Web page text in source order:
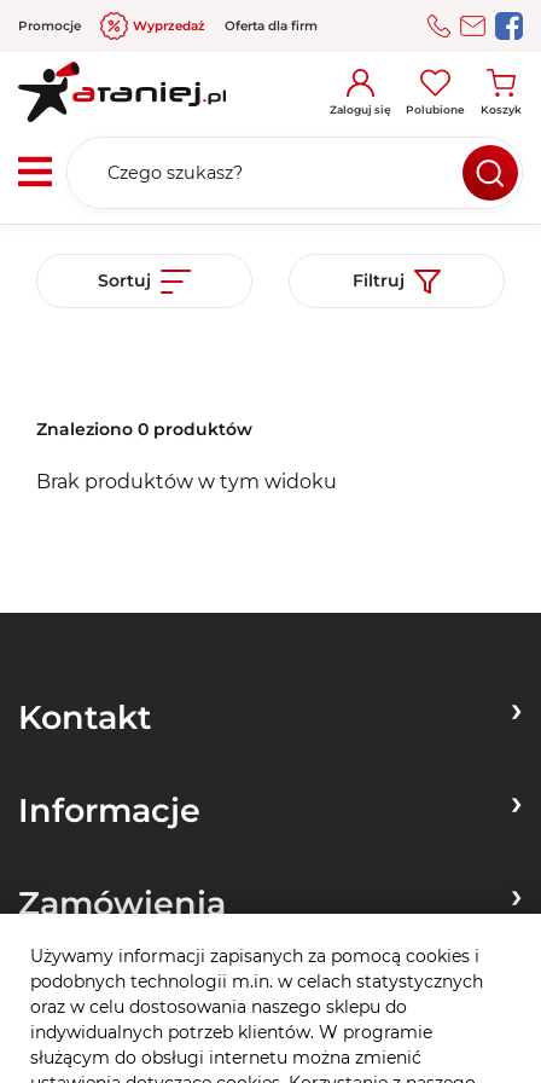
Promocje Wyprzedaż Oferta dla firm
Zaloguj się Polubione Koszyk
Sortuj Filtruj
Znaleziono 0 produktów
Brak produktów w tym widoku
Kontakt
Informacje
Zamówienia
Płatności
Używamy informacji zapisanych za pomocą cookies i
podobnych technologii m.in. w celach statystycznych
oraz w celu dostosowania naszego sklepu do
indywidualnych potrzeb klientów. W programie
służącym do obsługi internetu można zmienić